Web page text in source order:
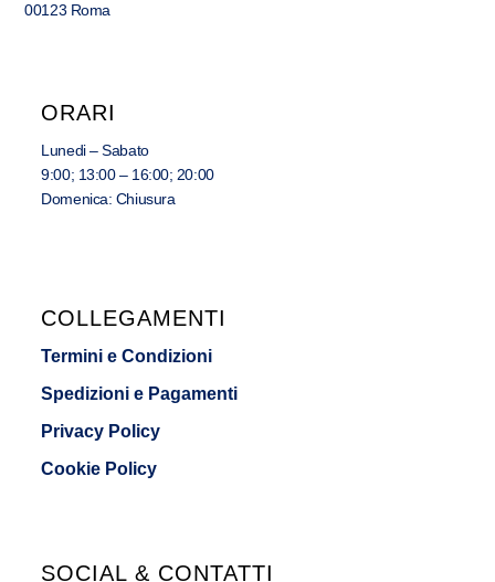
00123 Roma
ORARI
Lunedi – Sabato
9:00; 13:00 – 16:00; 20:00
Domenica: Chiusura
COLLEGAMENTI
Termini e Condizioni
Spedizioni e Pagamenti
Privacy Policy
Cookie Policy
SOCIAL & CONTATTI